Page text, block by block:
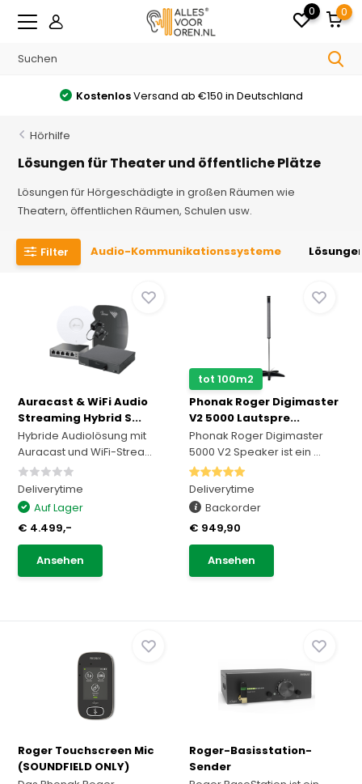
0 0
KostenlosVersand ab €150 in Deutschland
Hörhilfe
Lösungen für Theater und öffentliche Plätze
Lösungen für Hörgeschädigte in großen Räumen wie
Theatern, öffentlichen Räumen, Schulen usw.
Filter Audio-Kommunikationssysteme
Auracast & WiFi Audio
Streaming Hybrid S...
Hybride Audiolösung mit
Auracast und WiFi-Strea...
Deliverytime
Auf Lager
€ 4.499,-
Ansehen
tot 100m2
Phonak Roger Digimaster
V2 5000 Lautspre...
Phonak Roger Digimaster
5000 V2 Speaker ist ein ...
Deliverytime
Backorder
€ 949,90
Ansehen
Roger Touchscreen Mic
(SOUNDFIELD ONLY)
Roger-Basisstation-
Sender